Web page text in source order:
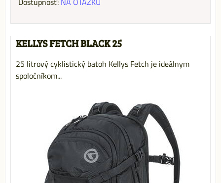
KELLYS FETCH BLACK 25
25 litrový cyklistický batoh Kellys Fetch je ideálnym
spoločníkom...